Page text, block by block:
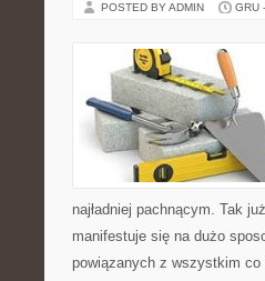
POSTED BY ADMIN GRU
najładniej pachnącym. Tak
manifestuje się na dużo
powiązanych z wszystkim